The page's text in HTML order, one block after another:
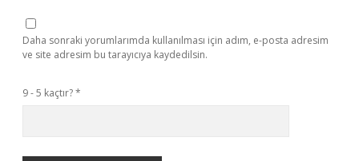
Daha sonraki yorumlarımda kullanılması için adım, e-posta adresim
ve site adresim bu tarayıcıya kaydedilsin.
9 - 5 kaçtır?*